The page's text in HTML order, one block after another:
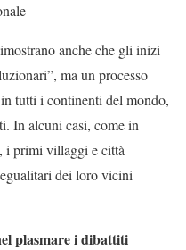
anche che gli inizi
ma un processo
tutti i continenti del mondo,
In alcuni casi, come in
i primi villaggi e città
dei loro vicini
plasmare i dibattiti